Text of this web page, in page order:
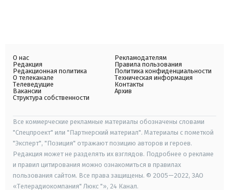
О нас
Редакция
Редакционная политика
О телеканале
Телеведущие
Вакансии
Структура собственности
Рекламодателям
Правила пользования
Политика конфиденциальности
Техническая информация
Контакты
Архив
Все коммерческие рекламные материалы обозначены словами
"Спецпроект" или "Партнерский материал". Материалы с пометкой
"Эксперт", "Позиция" отражают позицию авторов и героев.
Редакция может не разделять их взглядов. Подробнее о рекламе
и правил цитирования можно ознакомиться в правилах
пользования сайтом. Все права защищены. © 2005—2022, ЗАО
«Телерадиокомпания" Люкс "», 24 Канал.